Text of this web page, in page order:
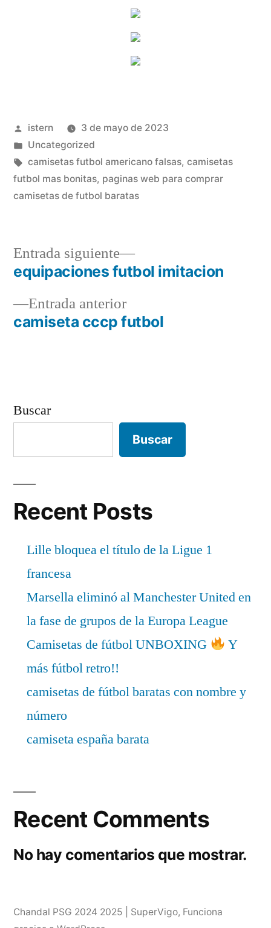
Publicado
por
istern
3 de mayo de 2023
Publicado
en
Uncategorized
Etiquetas:
camisetas futbol americano falsas, camisetas
futbol mas bonitas, paginas web para comprar
camisetas de futbol baratas
Navegación
deEntrada anteriorEntrada
anterior:
camiseta cccp futbol
Entrada siguiente
Entrada
siguiente:
equipaciones futbol imitacion
Buscar
Buscar
Recent Posts
Lille bloquea el título de la Ligue 1
francesa
Marsella eliminó al Manchester United en
la fase de grupos de la Europa League
Camisetas de fútbol UNBOXING
Y
más fútbol retro!!
camisetas de fútbol baratas con nombre y
número
camiseta españa barata
Recent Comments
No hay comentarios que mostrar.
Chandal PSG 2024 2025 | SuperVigo, Funciona